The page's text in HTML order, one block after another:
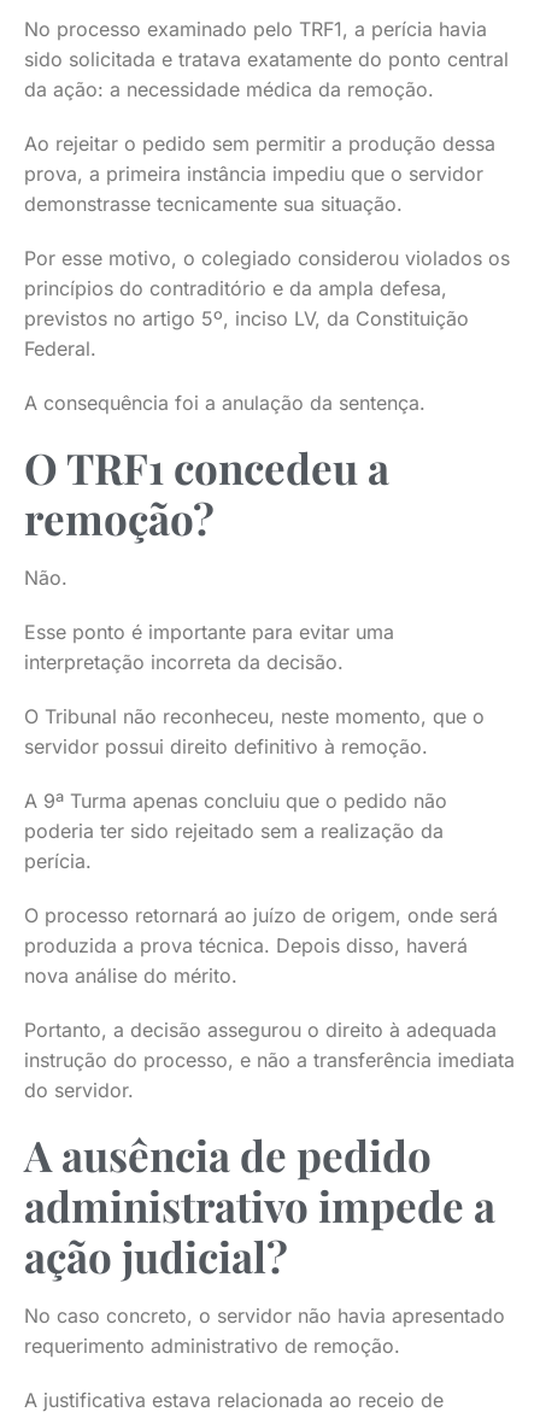
No processo examinado pelo TRF1, a perícia havia
sido solicitada e tratava exatamente do ponto central
da ação: a necessidade médica da remoção.
Ao rejeitar o pedido sem permitir a produção dessa
prova, a primeira instância impediu que o servidor
demonstrasse tecnicamente sua situação.
Por esse motivo, o colegiado considerou violados os
princípios do contraditório e da ampla defesa,
previstos no artigo 5º, inciso LV, da Constituição
Federal.
A consequência foi a anulação da sentença.
O TRF1 concedeu a
remoção?
Não.
Esse ponto é importante para evitar uma
interpretação incorreta da decisão.
O Tribunal não reconheceu, neste momento, que o
servidor possui direito definitivo à remoção.
A 9ª Turma apenas concluiu que o pedido não
poderia ter sido rejeitado sem a realização da
perícia.
O processo retornará ao juízo de origem, onde será
produzida a prova técnica. Depois disso, haverá
nova análise do mérito.
Portanto, a decisão assegurou o direito à adequada
instrução do processo, e não a transferência imediata
do servidor.
A ausência de pedido
administrativo impede a
ação judicial?
No caso concreto, o servidor não havia apresentado
requerimento administrativo de remoção.
A justificativa estava relacionada ao receio de